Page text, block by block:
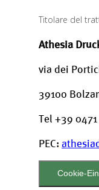
Titolare del
Athesia
via dei
39100
Tel +39
PEC:
Cookie-